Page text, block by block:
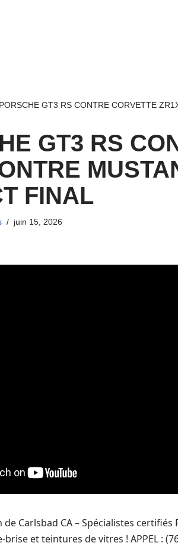
PORSCHE GT3 RS CONTRE CORVETTE
GT3 RS
FINAL
juin 15, 2026
de Carlsbad CA – Spécialistes
et teintures de vitres ! APPEL :